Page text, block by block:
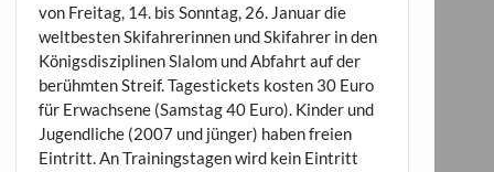
von Freitag, 14. bis Sonntag, 26. Januar die
weltbesten Skifahrerinnen und Skifahrer in den
Königsdisziplinen Slalom und Abfahrt auf der
berühmten Streif. Tagestickets kosten 30 Euro
für Erwachsene (Samstag 40 Euro). Kinder und
Jugendliche (2007 und jünger) haben freien
Eintritt. An Trainingstagen wird kein Eintritt